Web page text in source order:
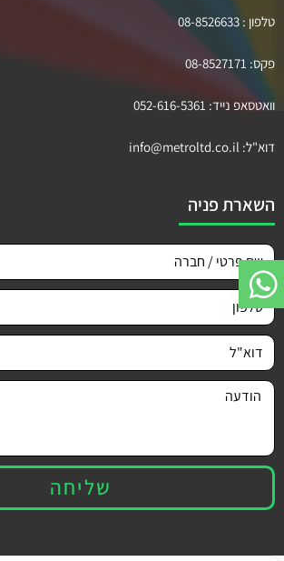
טלפון : 08-8526633
פקס: 08-8527171
וואטסאפ נייד: 052-616-5361
דוא"ל: info@metroltd.co.il
השארת פניה
שליחה